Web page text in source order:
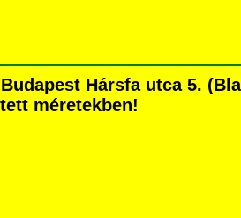
Hársfa utca 5.
méretekben!